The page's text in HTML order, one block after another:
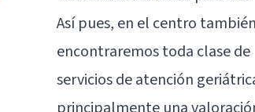
Así pues, en el centro también
encontraremos toda clase de
servicios de atención